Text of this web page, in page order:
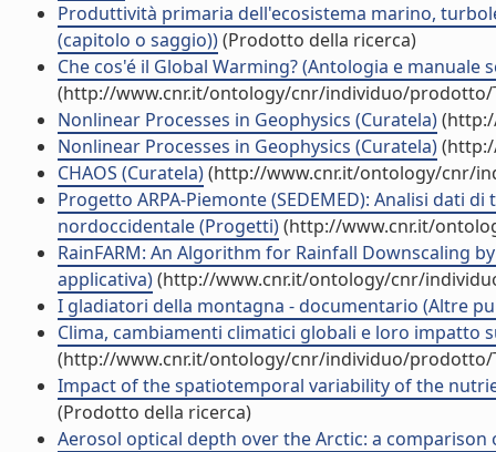
Produttività primaria dell'ecosistema marino,
(capitolo o saggio))(Prodotto della ricerca)
Che cos'é il Global Warming? (Antologia e manuale
(http://www.cnr.it/ontology/cnr/individuo/prodotto/
Nonlinear Processes in Geophysics (Curatela)
Nonlinear Processes in Geophysics (Curatela)
CHAOS (Curatela)(http://www.cnr.it/ontology/cnr/
Progetto ARPA-Piemonte (SEDEMED): Analisi dati
nordoccidentale (Progetti)(http://www.cnr.it/
RainFARM: An Algorithm for Rainfall Downscaling
applicativa)(http://www.cnr.it/ontology/cnr/
I gladiatori della montagna - documentario (Altre
Clima, cambiamenti climatici globali e loro impatto
(http://www.cnr.it/ontology/cnr/individuo/prodotto/
Impact of the spatiotemporal variability of the
(Prodotto della ricerca)
Aerosol optical depth over the Arctic: a